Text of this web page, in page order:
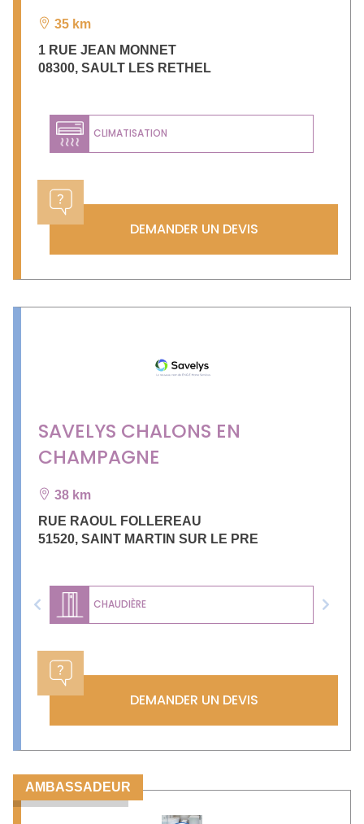
35 km
1 RUE JEAN MONNET
08300, SAULT LES RETHEL
CLIMATISATION
DEMANDER UN DEVIS
SAVELYS CHALONS EN
CHAMPAGNE
38 km
RUE RAOUL FOLLEREAU
51520, SAINT MARTIN SUR LE PRE
CHAUDIÈRE
Previous Next
DEMANDER UN DEVIS
AMBASSADEUR